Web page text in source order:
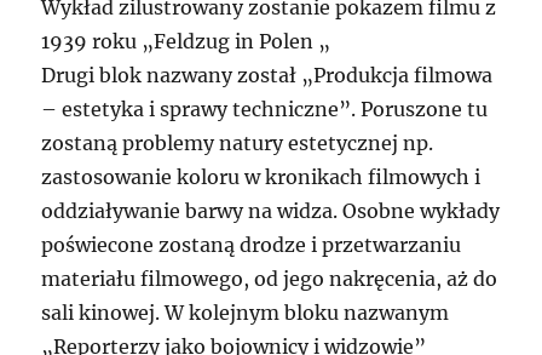
Wykład zilustrowany zostanie pokazem filmu z
1939 roku „Feldzug in Polen „
Drugi blok nazwany został „Produkcja filmowa
– estetyka i sprawy techniczne”. Poruszone tu
zostaną problemy natury estetycznej np.
zastosowanie koloru w kronikach filmowych i
oddziaływanie barwy na widza. Osobne wykłady
poświecone zostaną drodze i przetwarzaniu
materiału filmowego, od jego nakręcenia, aż do
sali kinowej. W kolejnym bloku nazwanym
„Reporterzy jako bojownicy i widzowie”